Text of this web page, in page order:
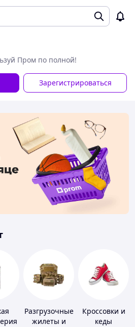
Пром по полной!
Зарегистрироваться
Разгрузочные
жилеты и
Кроссовки и
кеды